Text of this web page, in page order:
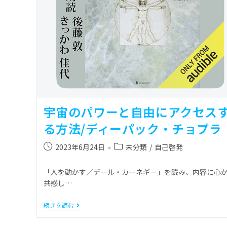
宇宙のパワーと自由にアクセス
る方法/ディーパック・チョプラ
2023年6月24日 未分類 / 自己啓発
「人を動かす／デール・カーネギー」を読み、内容に心
共感し…
続きを読む